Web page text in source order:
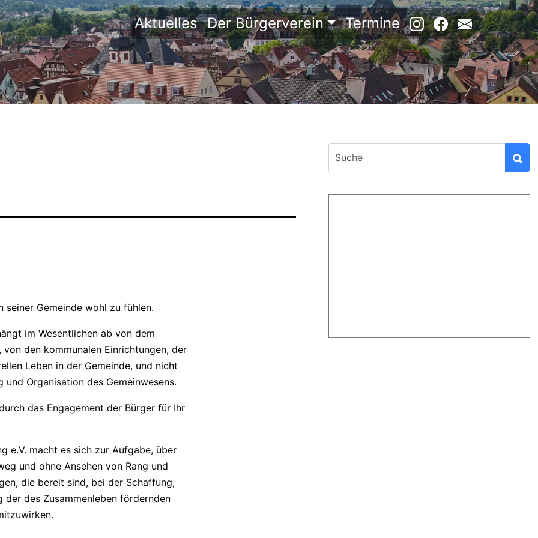
Aktuelles Der Bürgerverein Termine
seiner Gemeinde wohl zu fühlen.
im Wesentlichen ab von dem
den kommunalen Einrichtungen, der
Leben in der Gemeinde, und nicht
Organisation des Gemeinwesens.
das Engagement der Bürger für Ihr
e.V. macht es sich zur Aufgabe, über
und ohne Ansehen von Rang und
die bereit sind, bei der Schaffung,
der des Zusammenleben fördernden